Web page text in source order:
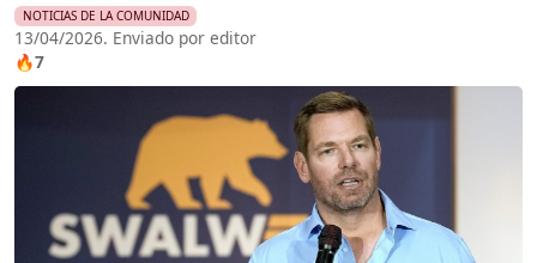
NOTICIAS DE LA COMUNIDAD
13/04/2026. Enviado por editor
🔥7
Imagen